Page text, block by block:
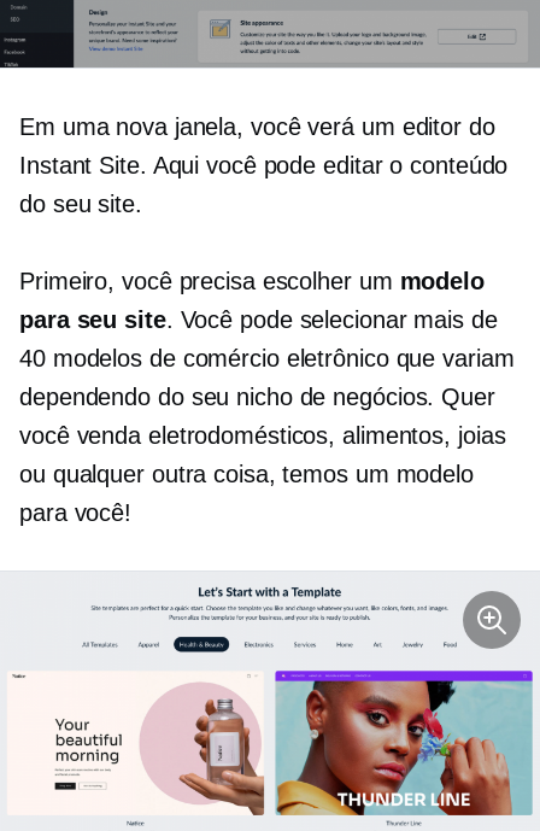
Em uma nova janela, você verá um editor do
Instant Site. Aqui você pode editar o conteúdo
do seu site.
Primeiro, você precisa escolher um modelo
para seu site. Você pode selecionar mais de
40 modelos de comércio eletrônico que variam
dependendo do seu nicho de negócios. Quer
você venda eletrodomésticos, alimentos, joias
ou qualquer outra coisa, temos um modelo
para você!